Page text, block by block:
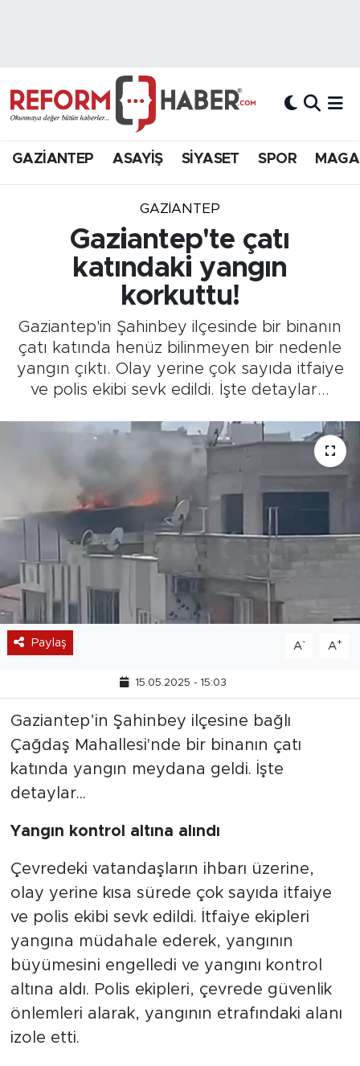
GAZİANTEP ASAYİŞ SİYASET SPOR
GAZIANTEP
Gaziantep'te çatı
katındaki yangın
korkuttu!
Gaziantep'in Şahinbey ilçesinde bir binanın
çatı katında henüz bilinmeyen bir nedenle
yangın çıktı. Olay yerine çok sayıda itfaiye
ve polis ekibi sevk edildi. İşte detaylar...
Paylaş A- A+
15.05.2025 - 15:03
Gaziantep’in Şahinbey ilçesine bağlı
Çağdaş Mahallesi'nde bir binanın çatı
katında yangın meydana geldi. İşte
detaylar...
Yangın kontrol altına alındı
Çevredeki vatandaşların ihbarı üzerine,
olay yerine kısa sürede çok sayıda itfaiye
ve polis ekibi sevk edildi. İtfaiye ekipleri
yangına müdahale ederek, yangının
büyümesini engelledi ve yangını kontrol
altına aldı. Polis ekipleri, çevrede güvenlik
önlemleri alarak, yangının etrafındaki alanı
izole etti.
Hava Durumu
Süper Lig Puan Durumu ve Fikstür
Tüm Manşetler
Son Dakika Haberleri
Haber Arşivi